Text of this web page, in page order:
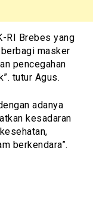
RI Brebes yang
masker
pencegahan
tutur Agus.
adanya
kesadaran
berkendara”.